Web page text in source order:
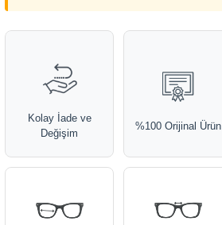
Kolay İade ve
Değişim
%100 Orijinal Ürün